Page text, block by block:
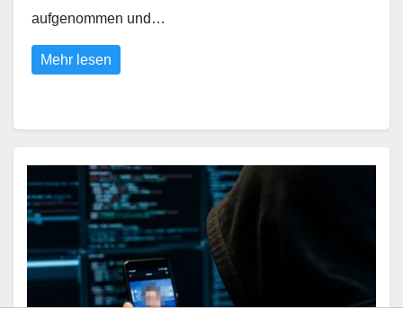
aufgenommen und…
Mehr lesen